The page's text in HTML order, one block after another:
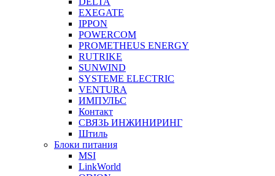
EXEGATE
IPPON
POWERCOM
PROMETHEUS ENERGY
RUTRIKE
SUNWIND
SYSTEME ELECTRIC
VENTURA
ИМПУЛЬС
Контакт
СВЯЗЬ ИНЖИНИРИНГ
Штиль
Блоки питания
MSI
LinkWorld